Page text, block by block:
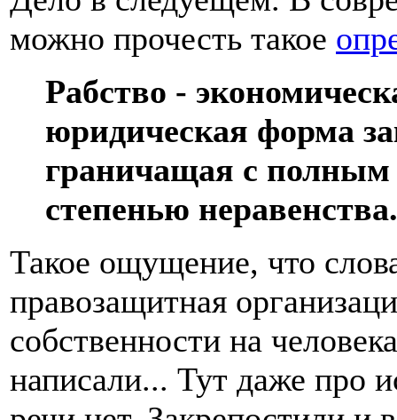
можно прочесть такое
Рабство -
юридическая форма
граничащая с полным
степенью неравенства.
Такое ощущение, что
правозащитная
собственности на
написали... Тут даже про